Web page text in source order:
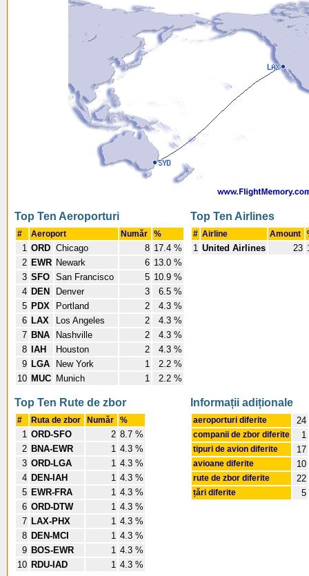
Top Ten Aeroporturi
# Aeroport Număr %
1 ORD Chicago 8 17.4 %
2 EWR Newark 6 13.0 %
3 SFO San Francisco 5 10.9 %
4 DEN Denver 3
6.5 %
5 PDX Portland 2
4.3 %
6 LAX Los Angeles 2
4.3 %
7 BNA Nashville 2
4.3 %
8
IAH Houston 2
4.3 %
9 LGA New York 1
2.2 %
10 MUC Munich 1 2.2 %
Top Ten Airlines
# Airline Amount
1 United Airlines 23
Top Ten Rute de zbor
# Ruta de zbor Număr %
1 ORD-SFO 2 8.7 %
2 BNA-EWR 1 4.3 %
3 ORD-LGA 1 4.3 %
4 DEN-IAH 1 4.3 %
5 EWR-FRA 1 4.3 %
6 ORD-DTW 1 4.3 %
7 LAX-PHX 1 4.3 %
8 DEN-MCI 1 4.3 %
9 BOS-EWR 1 4.3 %
10 RDU-IAD 1 4.3 %
Informații adiționale
aeroporturi diferite 24
companii de zbor diferite 1
tipuri de avion diferite 17
avioane diferite 10
rute de zbor diferite 22
țări diferite 5